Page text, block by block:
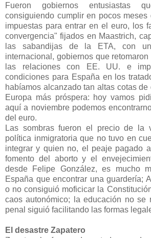
Fueron gobiernos entusiastas
consiguiendo cumplir en pocos
impuestas para entrar en el euro, los
convergencia" fijados en Maastrich,
las sabandijas de la ETA, con
internacional, gobiernos que
las relaciones con EE. UU. e
condiciones para España en los
habíamos alcanzado tan altas cotas
Europa más próspera: hoy vamos
aquí a noviembre podemos
del euro.
Las sombras fueron el precio de la
política inmigratoria que no tuvo en
integrar y quien no, el peaje pagado
fomento del aborto y el
desde Felipe González, es mucho
España que encontrar una guardería;
o no consiguió moficicar la
caos autonómico; la educación no se
penal siguió facilitando las formas
El desastre Zapatero